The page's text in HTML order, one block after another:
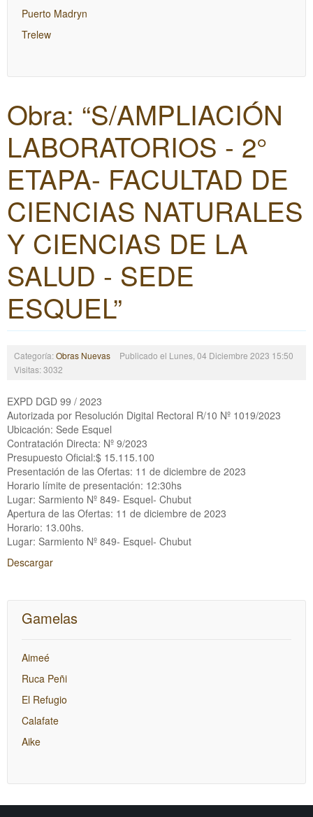
Puerto Madryn
Trelew
Obra: “S/AMPLIACIÓN
LABORATORIOS - 2°
ETAPA- FACULTAD DE
CIENCIAS NATURALES
Y CIENCIAS DE LA
SALUD - SEDE
ESQUEL”
Categoría:Obras Nuevas
Publicado el Lunes, 04 Diciembre 2023 15:50
Visitas: 3032
EXPD DGD 99 / 2023
Autorizada por Resolución Digital Rectoral R/10 Nº 1019/2023
Ubicación: Sede Esquel
Contratación Directa: Nº 9/2023
Presupuesto Oficial:$ 15.115.100
Presentación de las Ofertas: 11 de diciembre de 2023
Horario límite de presentación: 12:30hs
Lugar: Sarmiento Nº 849- Esquel- Chubut
Apertura de las Ofertas: 11 de diciembre de 2023
Horario: 13.00hs.
Lugar: Sarmiento Nº 849- Esquel- Chubut
Descargar
Gamelas
Aimeé
Ruca Peñi
El Refugio
Calafate
Aike